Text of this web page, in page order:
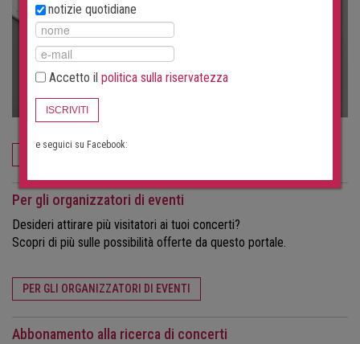
ORDINA ORA
Per gli organizzatori di eventi
Desideri attirare più visitatori ai tuoi concerti?
Scopri di più sulle possibilità offerte da questo portale.
PER GLI ORGANIZZATORI DI EVENTI
Abbonamento alla ricerca di concerti
notizie quotidiane
Accetto il politica sulla riservatezza
ISCRIVITI
e seguici su Facebook: